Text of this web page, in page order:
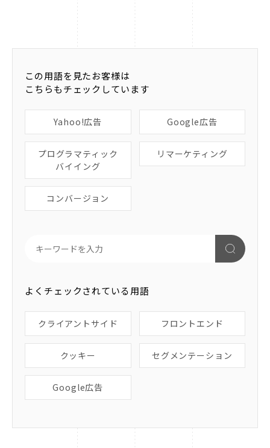
この用語を見たお客様は
こちらもチェックしています
Yahoo!広告 Google広告
プログラマティック
バイイング
リマーケティング
コンバージョン
よくチェックされている用語
クライアントサイド フロントエンド
クッキー セグメンテーション
Google広告